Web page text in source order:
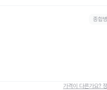
종합
가격이 다른가요?